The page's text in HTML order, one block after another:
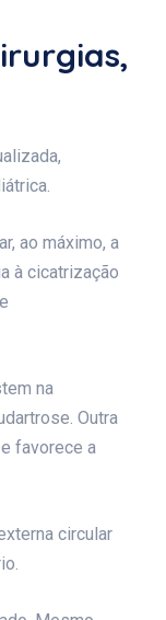
ao máximo, a
à cicatrização
na
Outra
favorece a
circular